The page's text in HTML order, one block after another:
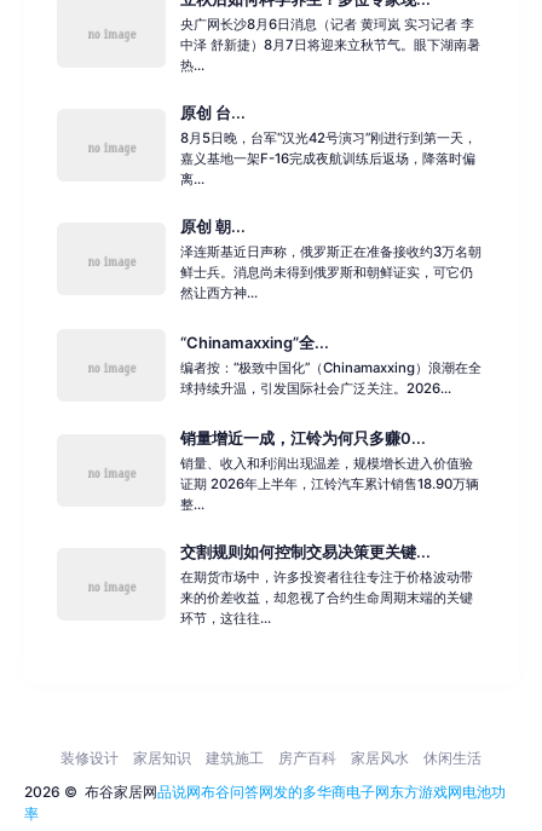
央广网长沙8月6日消息（记者 黄珂岚 实习记者 李
中泽 舒新捷）8月7日将迎来立秋节气。眼下湖南暑
热...
原创 台...
8月5日晚，台军“汉光42号演习”刚进行到第一天，
嘉义基地一架F-16完成夜航训练后返场，降落时偏
离...
原创 朝...
泽连斯基近日声称，俄罗斯正在准备接收约3万名朝
鲜士兵。消息尚未得到俄罗斯和朝鲜证实，可它仍
然让西方神...
“Chinamaxxing”全...
编者按：“极致中国化”（Chinamaxxing）浪潮在全
球持续升温，引发国际社会广泛关注。2026...
销量增近一成，江铃为何只多赚0...
销量、收入和利润出现温差，规模增长进入价值验
证期 2026年上半年，江铃汽车累计销售18.90万辆
整...
交割规则如何控制交易决策更关键...
在期货市场中，许多投资者往往专注于价格波动带
来的价差收益，却忽视了合约生命周期末端的关键
环节，这往往...
2026 © 布谷家居网品说网布谷问答网发的多华商电子网东方游戏网电池功
率
装修设计 家居知识 建筑施工 房产百科 家居风水 休闲生活